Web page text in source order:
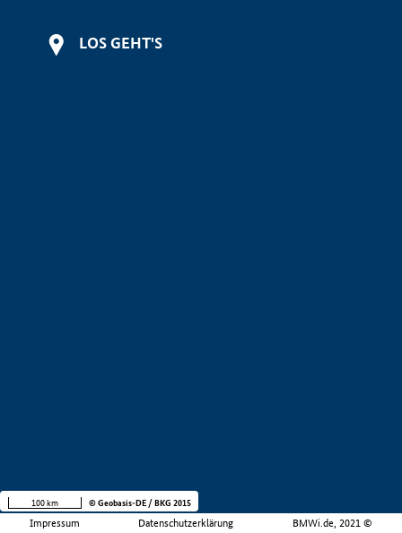
LOS GEHT'S
Impressum Datenschutzerklärung BMWi.de, 2021 ©
100 km © Geobasis-DE / BKG 2015